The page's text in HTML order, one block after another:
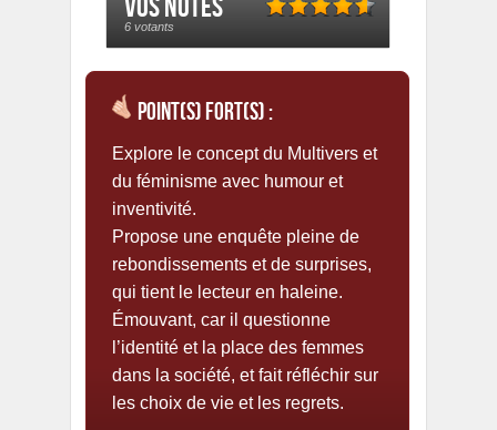
Vos notes
6 votants
Point(s) fort(s) :
Explore le concept du Multivers et
du féminisme avec humour et
inventivité.
Propose une enquête pleine de
rebondissements et de surprises,
qui tient le lecteur en haleine.
Émouvant, car il questionne
l’identité et la place des femmes
dans la société, et fait réfléchir sur
les choix de vie et les regrets.